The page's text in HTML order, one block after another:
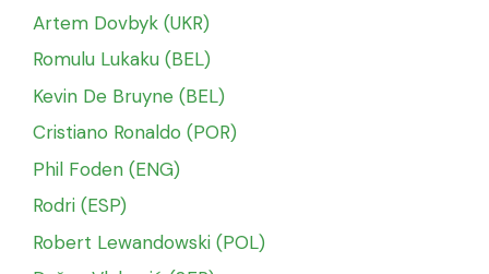
Artem Dovbyk (UKR)
Romulu Lukaku (BEL)
Kevin De Bruyne (BEL)
Cristiano Ronaldo (POR)
Phil Foden (ENG)
Rodri (ESP)
Robert Lewandowski (POL)